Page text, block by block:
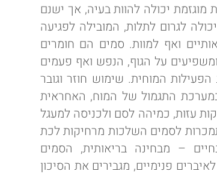
יכולה להוות בעיה, אך ישנם
לגרום לתלות, המובילה לפגיעה
ואף למוות. סמים הם חומרים
על הגוף, הנפש ואף פעמים
המוחית. שימוש חוזר וגובר
במערכת התגמול של המוח, האחראית
עזות, כמיהה לסם ולכניסה למעגל
לסמים השלכות מרחיקות לכת
– מבחינה בריאותית, הסמים
פנימיים, מגבירים את הסיכון